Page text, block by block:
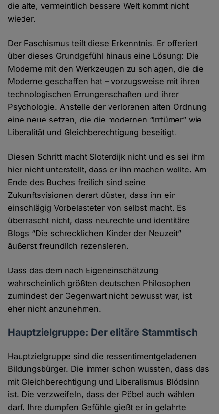
die alte, vermeintlich bessere Welt kommt nicht
wieder.
Der Faschismus teilt diese Erkenntnis. Er offeriert
über dieses Grundgefühl hinaus eine Lösung: Die
Moderne mit den Werkzeugen zu schlagen, die die
Moderne geschaffen hat – vorzugsweise mit ihren
technologischen Errungenschaften und ihrer
Psychologie. Anstelle der verlorenen alten Ordnung
eine neue setzen, die die modernen “Irrtümer” wie
Liberalität und Gleichberechtigung beseitigt.
Diesen Schritt macht Sloterdijk nicht und es sei ihm
hier nicht unterstellt, dass er ihn machen wollte. Am
Ende des Buches freilich sind seine
Zukunftsvisionen derart düster, dass ihn ein
einschlägig Vorbelasteter von selbst macht. Es
überrascht nicht, dass neurechte und identitäre
Blogs “Die schrecklichen Kinder der Neuzeit”
äußerst freundlich rezensieren.
Dass das dem nach Eigeneinschätzung
wahrscheinlich größten deutschen Philosophen
zumindest der Gegenwart nicht bewusst war, ist
eher nicht anzunehmen.
Hauptzielgruppe: Der elitäre Stammtisch
Hauptzielgruppe sind die ressentimentgeladenen
Bildungsbürger. Die immer schon wussten, dass das
mit Gleichberechtigung und Liberalismus Blödsinn
ist. Die verzweifeln, dass der Pöbel auch wählen
darf. Ihre dumpfen Gefühle gießt er in gelahrte